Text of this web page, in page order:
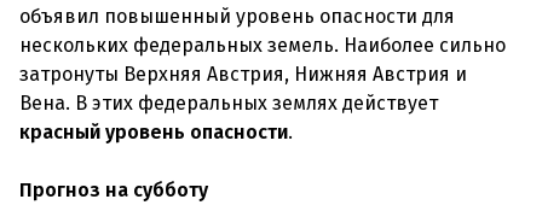
объявил повышенный уровень опасности для
нескольких федеральных земель. Наиболее сильно
затронуты Верхняя Австрия, Нижняя Австрия и
Вена. В этих федеральных землях действует
красный уровень опасности.
Прогноз на субботу